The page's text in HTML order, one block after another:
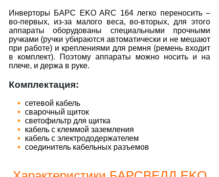
Инверторы БАРС EKO ARC 164 легко переносить –
во-первых, из-за малого веса, во-вторых, для этого
аппараты оборудованы специальными прочными
ручками (ручки убираются автоматически и не мешают
при работе) и креплениями для ремня (ремень входит
в комплект). Поэтому аппараты можно носить и на
плече, и держа в руке.
Комплектация:
сетевой кабель
сварочный щиток
светофильтр для щитка
кабель с клеммой заземления
кабель с электрододержателем
соединитель кабельных разъемов